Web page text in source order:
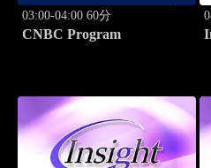
03:00-04:00 60分
CNBC Program